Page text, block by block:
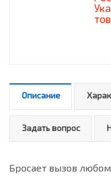
Описание
Задать вопрос
Бросает вызов